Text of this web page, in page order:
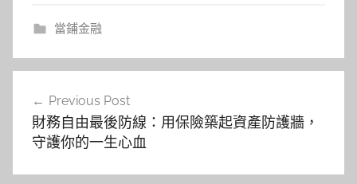
當鋪金融
覽
Previous Post
財務自由最後防線：用保險築起資產防護牆，
守護你的一生心血